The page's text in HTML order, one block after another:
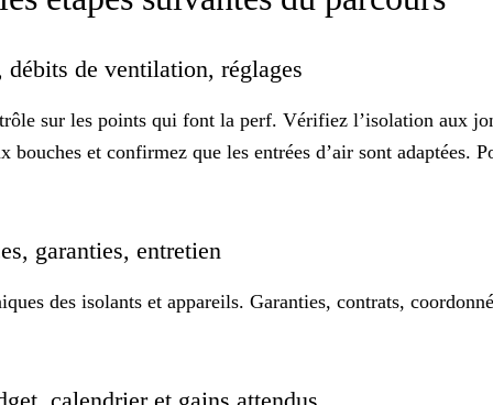
de ventilation, réglages
sur les points qui font la perf. Vérifiez l’isolation aux
bouches et confirmez que les entrées d’air sont
garanties, entretien
des isolants et appareils. Garanties, contrats,